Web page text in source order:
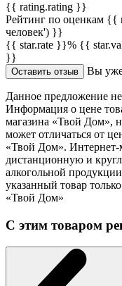
{{ rating.rating }}
Рейтинг по оценкам {{
человек') }}
{{ star.rate }}% {{
}}
Оставить отзыв Вы уже
Данное предложение
Информация о цене
магазина «Твой Дом»,
может отличаться от
«Твой Дом». Интернет-
дистанционную и
алкогольной
указанный товар
«Твой Дом»
С этим товаром